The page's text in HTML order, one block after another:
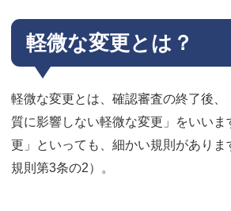
軽微な変更とは？
軽微な変更とは、確認審査の終了後、
質に影響しない軽微な変更」をいい
更」といっても、細かい規則がありま
規則第3条の2）。